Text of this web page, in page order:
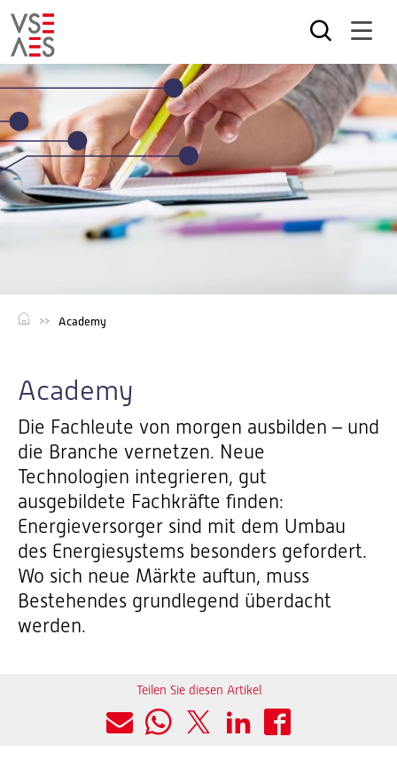
Direkt
zum
Academy
Academy
Die Fachleute von morgen ausbilden – und
die Branche vernetzen. Neue
Technologien integrieren, gut
ausgebildete Fachkräfte finden:
Energieversorger sind mit dem Umbau
des Energiesystems besonders gefordert.
Wo sich neue Märkte auftun, muss
Bestehendes grundlegend überdacht
werden.
Teilen Sie diesen Artikel